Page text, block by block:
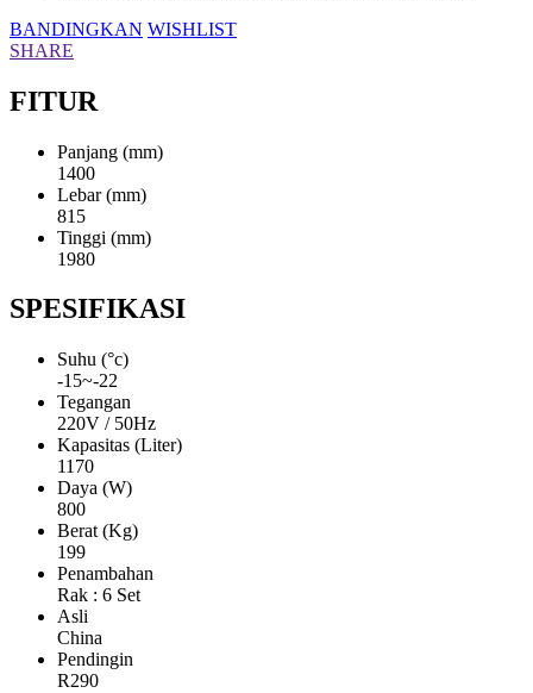
BANDINGKAN WISHLIST
SHARE
FITUR
Panjang (mm)
1400
Lebar (mm)
815
Tinggi (mm)
1980
SPESIFIKASI
Suhu (°c)
-15~-22
Tegangan
220V / 50Hz
Kapasitas (Liter)
1170
Daya (W)
800
Berat (Kg)
199
Penambahan
Rak : 6 Set
Asli
China
Pendingin
R290